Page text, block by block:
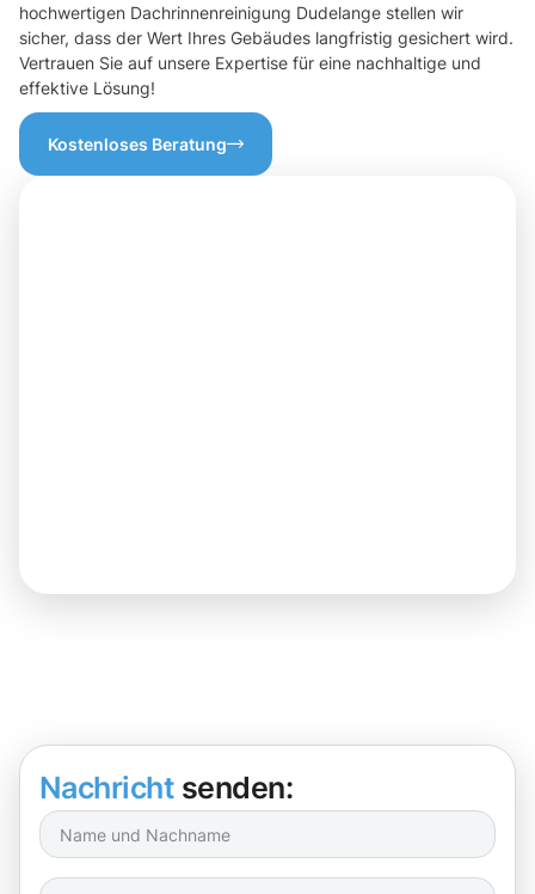
hochwertigen Dachrinnenreinigung Dudelange stellen wir
sicher, dass der Wert Ihres Gebäudes langfristig gesichert wird.
Vertrauen Sie auf unsere Expertise für eine nachhaltige und
effektive Lösung!
Kostenloses Beratung
Nachricht senden: